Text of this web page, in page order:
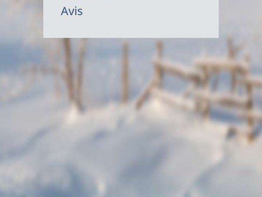
Avis
Canada